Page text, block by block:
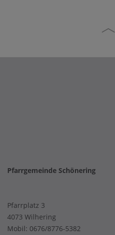
Pfarrgemeinde Schönering
Pfarrplatz 3
4073 Wilhering
Mobil: 0676/8776-5382